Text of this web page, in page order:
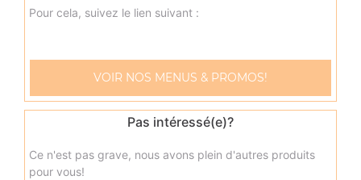
oeuf
napolitaine junior
Base sauce tomate, mozzarella, anchois, câpres, olives
Pour cela, suivez le lien suivant :
VOIR NOS MENUS & PROMOS!
Pas intéressé(e)?
Ce n'est pas grave, nous avons plein d'autres produits
pour vous!